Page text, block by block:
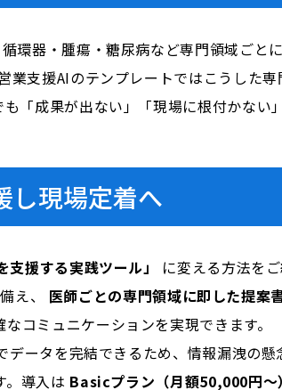
環器・腫瘍・糖尿病など専門領域ごと
支援AIのテンプレートではこうした
「成果が出ない」「現場に根付かない
し現場定着へ
支援する実践ツール」
に変える方法をご
え、 医師ごとの専門領域に即した提案
コミュニケーションを実現できます。
データを完結できるため、情報漏洩の
。導入は Basicプラン（月額50,000円～）